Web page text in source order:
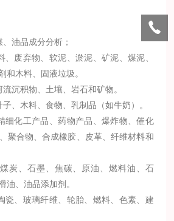
油品成分分析；
、废弃物、软泥、淤泥、矿泥、煤泥、
和木料、固液垃圾。
沉积物、土壤、岩石和矿物。
、木料、食物、乳制品（如牛奶）。
细化工产品、药物产品、爆炸物、催化
聚合物、合成橡胶、皮革、纤维材料和
炭、石墨、焦碳、原油、燃料油、石
油、油品添加剂。
瓷、玻璃纤维、轮胎、燃料、色素、建